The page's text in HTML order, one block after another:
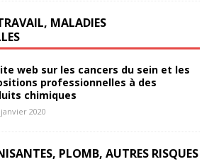
MALADIES
web sur les cancers du sein et les
professionnelles à des
chimiques
2020
PLOMB, AUTRES RISQUES